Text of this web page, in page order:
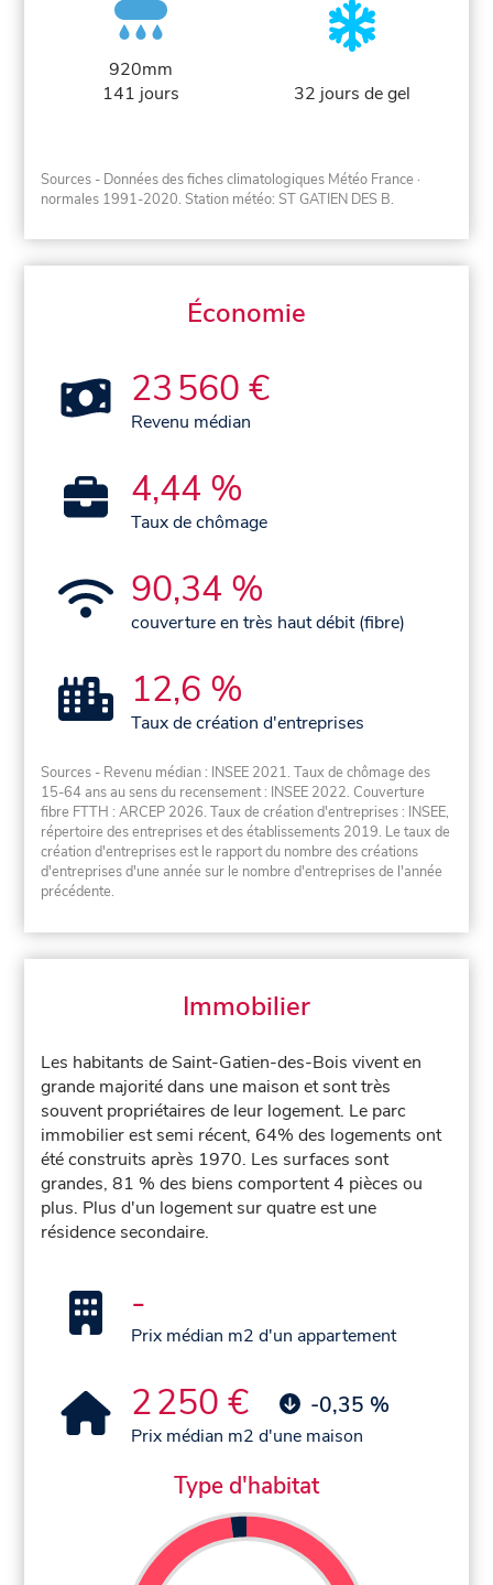
920mm
141 jours
32 jours de gel
Sources - Données des fiches climatologiques Météo France ·
normales 1991-2020. Station météo: ST GATIEN DES B.
Économie
23 560 €
Revenu médian
4,44 %
Taux de chômage
90,34 %
couverture en très haut débit (fibre)
12,6 %
Taux de création d'entreprises
Sources - Revenu médian : INSEE 2021. Taux de chômage des
15-64 ans au sens du recensement : INSEE 2022. Couverture
fibre FTTH : ARCEP 2026. Taux de création d'entreprises : INSEE,
répertoire des entreprises et des établissements 2019. Le taux de
création d'entreprises est le rapport du nombre des créations
d'entreprises d'une année sur le nombre d'entreprises de l'année
précédente.
Immobilier
Les habitants de Saint-Gatien-des-Bois vivent en
grande majorité dans une maison et sont très
souvent propriétaires de leur logement. Le parc
immobilier est semi récent, 64% des logements ont
été construits après 1970. Les surfaces sont
grandes, 81 % des biens comportent 4 pièces ou
plus. Plus d'un logement sur quatre est une
résidence secondaire.
-
Prix médian m2 d'un appartement
2 250 € -0,35 %
Prix médian m2 d'une maison
Type d'habitat